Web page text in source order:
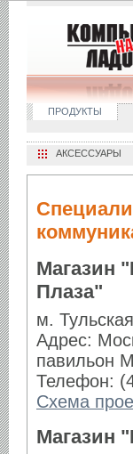
ПРОДУКТЫ
АКСЕССУАРЫ
Магазин
Плаза"
м. Тульская
Адрес:
павильон
Телефон:
Схема
Магазин